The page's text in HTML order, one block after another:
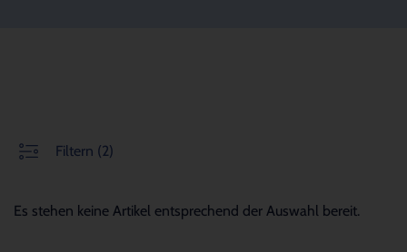
Filtern (2)
Es stehen keine Artikel entsprechend der Auswahl bereit.